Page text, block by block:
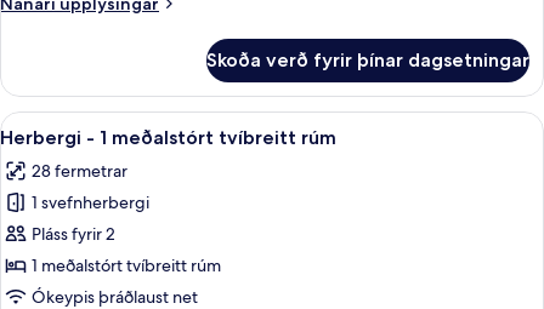
svíta
Skoða verð fyrir þínar dagsetningar
Skoða
allar
myndir
fyrir
Herbergi
-
1
Herbergi - 1 meðalstórt tvíbreitt
6
Herbergi - 1 meðalstórt tvíbreitt rúm
28 fermetrar
1 svefnherbergi
Pláss fyrir 2
1 meðalstórt tvíbreitt rúm
Ókeypis þráðlaust net